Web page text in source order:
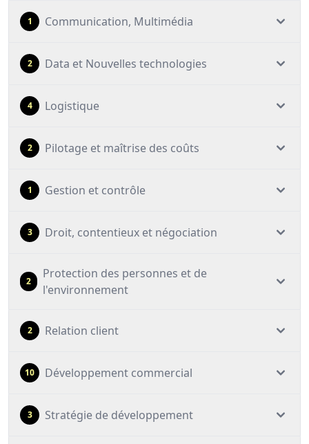
1 Communication, Multimédia
2 Data et Nouvelles technologies
4 Logistique
2 Pilotage et maîtrise des coûts
1 Gestion et contrôle
3 Droit, contentieux et négociation
2
Protection des personnes et de
l'environnement
2 Relation client
10 Développement commercial
3 Stratégie de développement